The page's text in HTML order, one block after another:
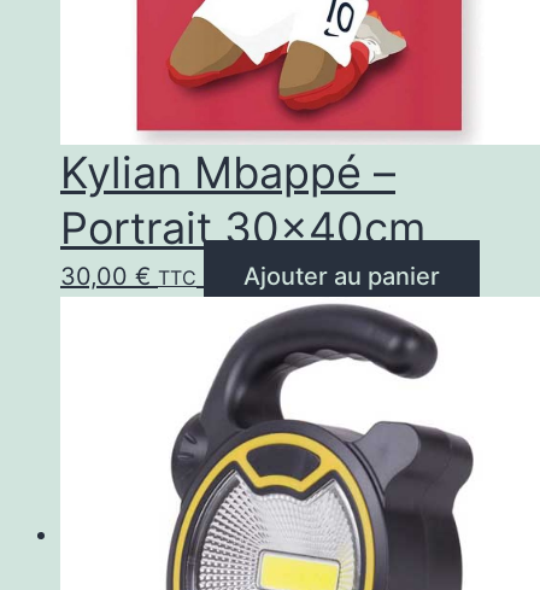
Kylian Mbappé –
Portrait 30x40cm
30,00 € TTC Ajouter au panier